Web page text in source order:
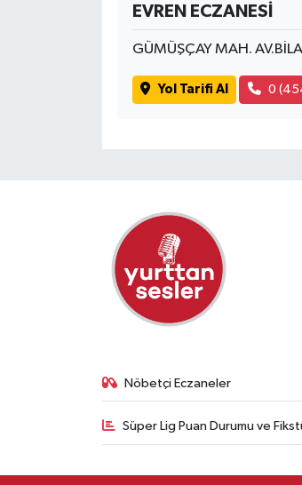
EVREN ECZANESİ
GÜMÜŞÇAY MAH.
Yol Tarifi Al 0
Nöbetçi Eczaneler
Süper Lig Puan Durumu ve